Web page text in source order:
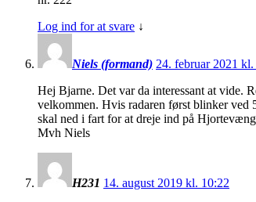
Log ind for at svare ↓
Niels (formand) 24. februar 2021 kl.
Hej Bjarne. Det var da interessant at vide.
velkommen. Hvis radaren først blinker ved
skal ned i fart for at dreje ind på
Mvh Niels
H231 14. august 2019 kl. 10:22